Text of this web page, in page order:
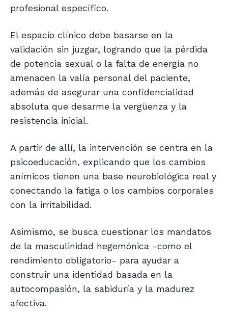
profesional específico.
El espacio clínico debe basarse en la
validación sin juzgar, logrando que la pérdida
de potencia sexual o la falta de energía no
amenacen la valía personal del paciente,
además de asegurar una confidencialidad
absoluta que desarme la vergüenza y la
resistencia inicial.
A partir de allí, la intervención se centra en la
psicoeducación, explicando que los cambios
anímicos tienen una base neurobiológica real y
conectando la fatiga o los cambios corporales
con la irritabilidad.
Asimismo, se busca cuestionar los mandatos
de la masculinidad hegemónica -como el
rendimiento obligatorio- para ayudar a
construir una identidad basada en la
autocompasión, la sabiduría y la madurez
afectiva.